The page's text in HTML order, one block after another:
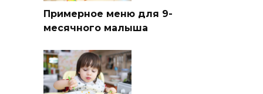
Примерное меню для 9-
месячного малыша